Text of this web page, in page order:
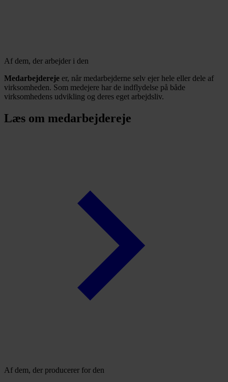
Af dem, der arbejder i den
Medarbejdereje er, når medarbejderne selv ejer hele eller dele af
virksomheden. Som medejere har de indflydelse på både
virksomhedens udvikling og deres eget arbejdsliv.
Læs om medarbejdereje
Af dem, der producerer for den